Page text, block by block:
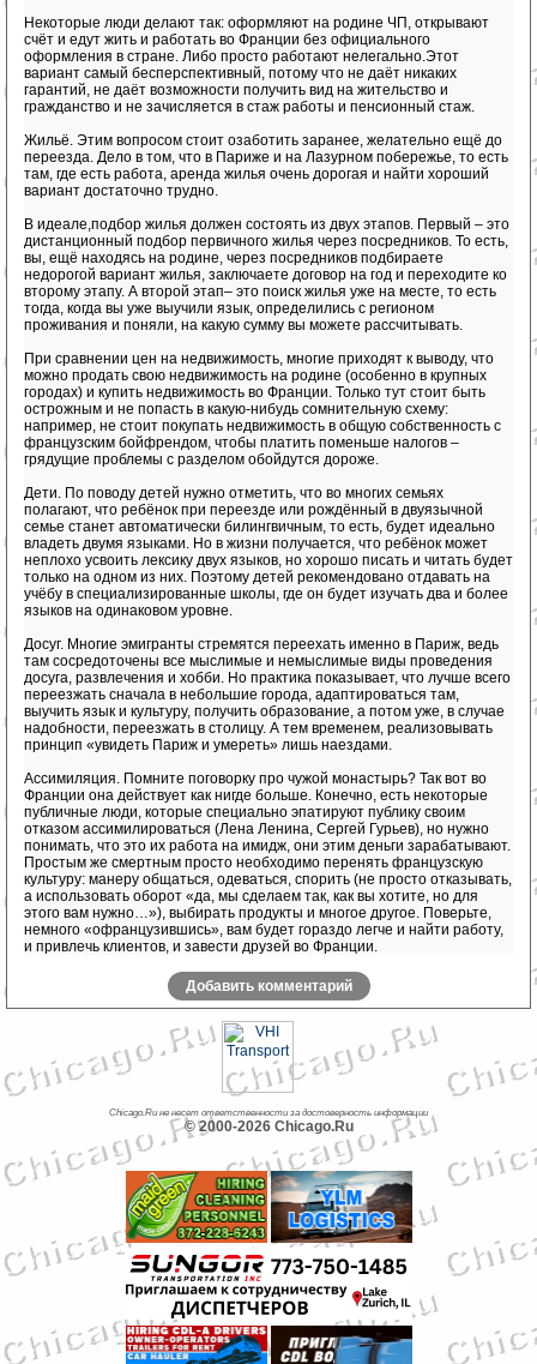
Некоторые люди делают так: оформляют на родине ЧП, открывают
счёт и едут жить и работать во Франции без официального
оформления в стране. Либо просто работают нелегально.Этот
вариант самый бесперспективный, потому что не даёт никаких
гарантий, не даёт возможности получить вид на жительство и
гражданство и не зачисляется в стаж работы и пенсионный стаж.
Жильё. Этим вопросом стоит озаботить заранее, желательно ещё до
переезда. Дело в том, что в Париже и на Лазурном побережье, то есть
там, где есть работа, аренда жилья очень дорогая и найти хороший
вариант достаточно трудно.
В идеале,подбор жилья должен состоять из двух этапов. Первый – это
дистанционный подбор первичного жилья через посредников. То есть,
вы, ещё находясь на родине, через посредников подбираете
недорогой вариант жилья, заключаете договор на год и переходите ко
второму этапу. А второй этап– это поиск жилья уже на месте, то есть
тогда, когда вы уже выучили язык, определились с регионом
проживания и поняли, на какую сумму вы можете рассчитывать.
При сравнении цен на недвижимость, многие приходят к выводу, что
можно продать свою недвижимость на родине (особенно в крупных
городах) и купить недвижимость во Франции. Только тут стоит быть
острожным и не попасть в какую-нибудь сомнительную схему:
например, не стоит покупать недвижимость в общую собственность с
французским бойфрендом, чтобы платить поменьше налогов –
грядущие проблемы с разделом обойдутся дороже.
Дети. По поводу детей нужно отметить, что во многих семьях
полагают, что ребёнок при переезде или рождённый в двуязычной
семье станет автоматически билингвичным, то есть, будет идеально
владеть двумя языками. Но в жизни получается, что ребёнок может
неплохо усвоить лексику двух языков, но хорошо писать и читать будет
только на одном из них. Поэтому детей рекомендовано отдавать на
учёбу в специализированные школы, где он будет изучать два и более
языков на одинаковом уровне.
Досуг. Многие эмигранты стремятся переехать именно в Париж, ведь
там сосредоточены все мыслимые и немыслимые виды проведения
досуга, развлечения и хобби. Но практика показывает, что лучше всего
переезжать сначала в небольшие города, адаптироваться там,
выучить язык и культуру, получить образование, а потом уже, в случае
надобности, переезжать в столицу. А тем временем, реализовывать
принцип «увидеть Париж и умереть» лишь наездами.
Ассимиляция. Помните поговорку про чужой монастырь? Так вот во
Франции она действует как нигде больше. Конечно, есть некоторые
публичные люди, которые специально эпатируют публику своим
отказом ассимилироваться (Лена Ленина, Сергей Гурьев), но нужно
понимать, что это их работа на имидж, они этим деньги зарабатывают.
Простым же смертным просто необходимо перенять французскую
культуру: манеру общаться, одеваться, спорить (не просто отказывать,
а использовать оборот «да, мы сделаем так, как вы хотите, но для
этого вам нужно…»), выбирать продукты и многое другое. Поверьте,
немного «офранцузившись», вам будет гораздо легче и найти работу,
и привлечь клиентов, и завести друзей во Франции.
Добавить комментарий
Chicago.Ru не несет ответственности за достоверность информации
© 2000-2026 Chicago.Ru